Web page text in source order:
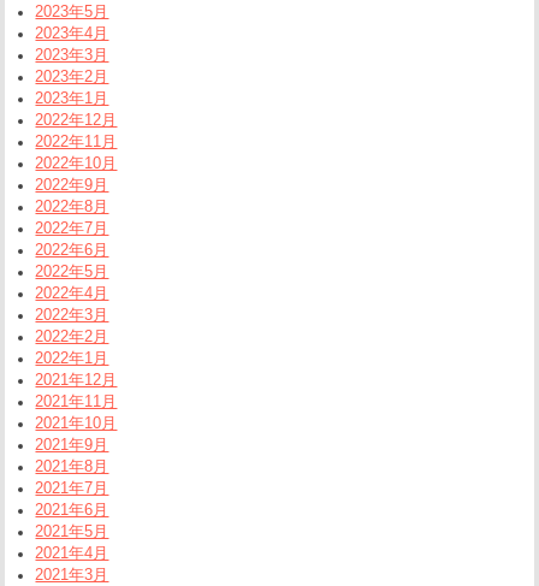
2023年5月
2023年4月
2023年3月
2023年2月
2023年1月
2022年12月
2022年11月
2022年10月
2022年9月
2022年8月
2022年7月
2022年6月
2022年5月
2022年4月
2022年3月
2022年2月
2022年1月
2021年12月
2021年11月
2021年10月
2021年9月
2021年8月
2021年7月
2021年6月
2021年5月
2021年4月
2021年3月